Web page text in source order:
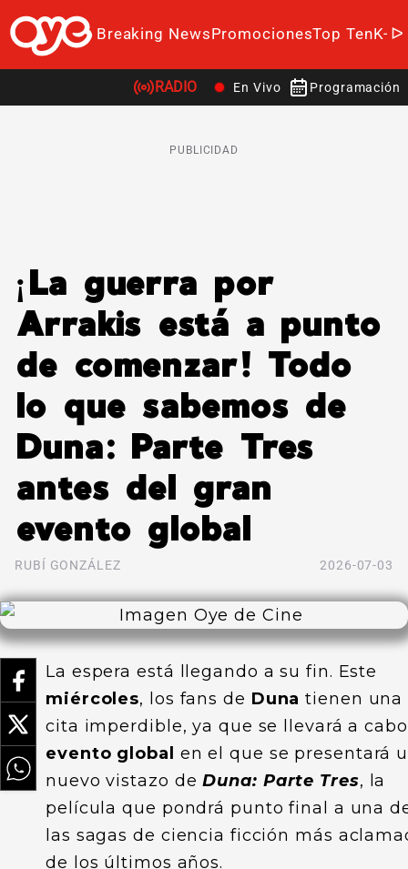
Breaking NewsPromocionesTop TenK-
RADIO En Vivo Programación
PUBLICIDAD
¡La guerra por
Arrakis está a punto
de comenzar! Todo
lo que sabemos de
Duna: Parte Tres
antes del gran
evento global
RUBÍ GONZÁLEZ 2026-07-03
La espera está llegando a su fin. Este
miércoles, los fans de Duna tienen una
cita imperdible, ya que se llevará a
evento global
en el que se presentará
nuevo vistazo deDuna: Parte Tres, la
película que pondrá punto final a una
las sagas de ciencia ficción más
de los últimos años.